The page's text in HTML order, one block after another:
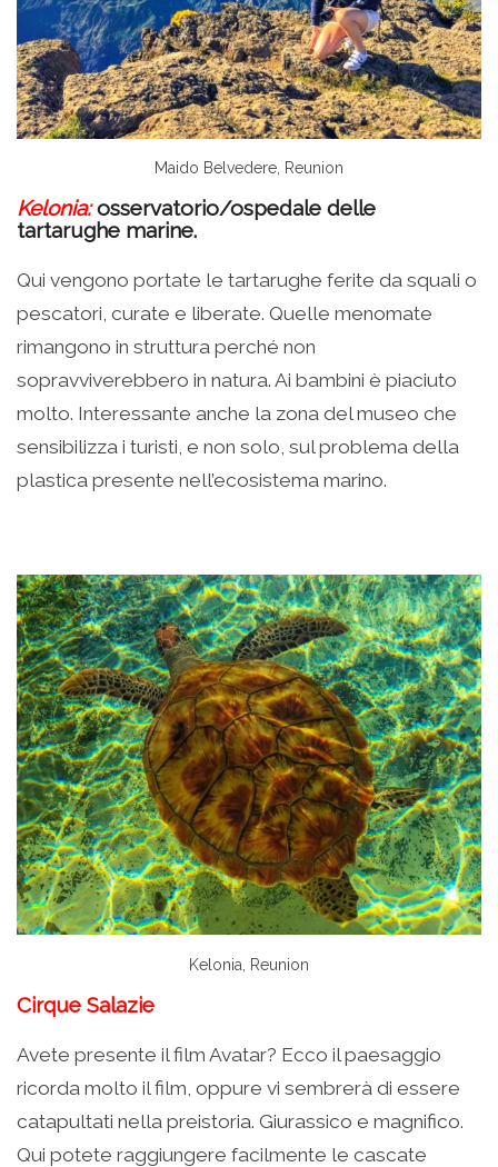
Maido Belvedere, Reunion
Kelonia:osservatorio/ospedale delle
tartarughe marine.
Qui vengono portate le tartarughe ferite da squali o
pescatori, curate e liberate. Quelle menomate
rimangono in struttura perché non
sopravviverebbero in natura. Ai bambini è piaciuto
molto. Interessante anche la zona del museo che
sensibilizza i turisti, e non solo, sul problema della
plastica presente nell’ecosistema marino.
Kelonia, Reunion
Cirque Salazie
Avete presente il film Avatar? Ecco il paesaggio
ricorda molto il film, oppure vi sembrerà di essere
catapultati nella preistoria. Giurassico e magnifico.
Qui potete raggiungere facilmente le cascate